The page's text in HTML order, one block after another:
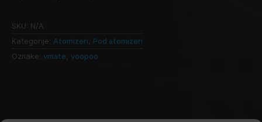
SKU: N/A
Kategorije: Atomizeri, Pod atomizeri
Oznake: vmate, voopoo